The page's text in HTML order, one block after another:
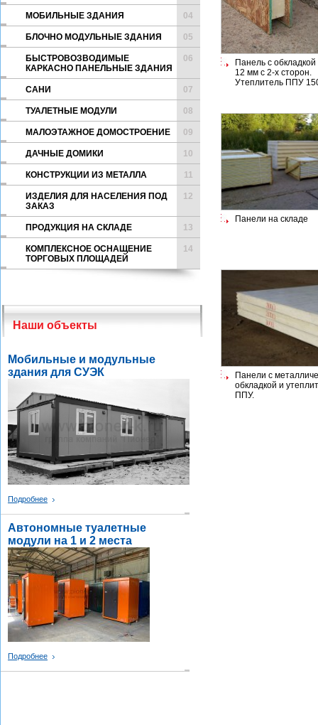
Панель с
12 мм с 2-х сторон.
Утеплитель ППУ
Панели на складе
Панели с
обкладкой и
ППУ.
04
МОБИЛЬНЫЕ ЗДАНИЯ
05
БЛОЧНО МОДУЛЬНЫЕ ЗДАНИЯ
06
БЫСТРОВОЗВОДИМЫЕ
КАРКАСНО ПАНЕЛЬНЫЕ ЗДАНИЯ
07
САНИ
08
ТУАЛЕТНЫЕ МОДУЛИ
09
МАЛОЭТАЖНОЕ ДОМОСТРОЕНИЕ
10
ДАЧНЫЕ ДОМИКИ
11
КОНСТРУКЦИИ ИЗ МЕТАЛЛА
12
ИЗДЕЛИЯ ДЛЯ НАСЕЛЕНИЯ ПОД
ЗАКАЗ
13
ПРОДУКЦИЯ НА СКЛАДЕ
14
КОМПЛЕКСНОЕ ОСНАЩЕНИЕ
ТОРГОВЫХ ПЛОЩАДЕЙ
Наши объекты
Мобильные и модульные
здания для СУЭК
Подробнее
Автономные туалетные
модули на 1 и 2 места
Подробнее